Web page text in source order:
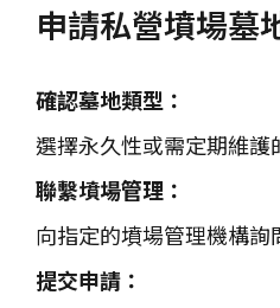
申請私營墳場墓
確認墓地類型：
選擇永久性或需定期維護
聯繫墳場管理：
向指定的墳場管理機構詢
提交申請：